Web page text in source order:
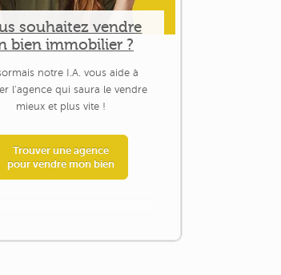
souhaitez vendre
bien immobilier ?
notre I.A. vous aide à
l'agence qui saura le vendre
mieux et plus vite !
Trouver une agence
pour vendre mon bien